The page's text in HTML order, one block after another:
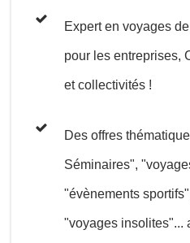
Expert en voyages
pour les entreprises,
et collectivités !
Des offres
Séminaires",
"évènements
"voyages insolites"...